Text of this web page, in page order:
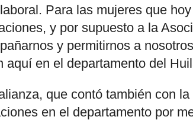
Para las mujeres que
y por supuesto a la
y permitirnos a
aquí en el departamento del
que contó también con
en el departamento por